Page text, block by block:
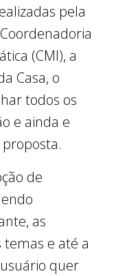
pela
(CMI), a
Casa, o
todos os
e ainda e
de
as
temas e até a
quer